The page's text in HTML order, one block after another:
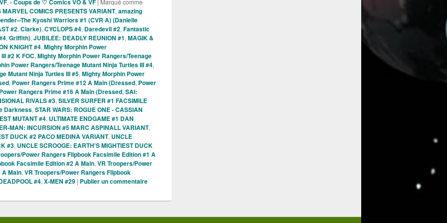
, › Coups de ♡ Comics VO & VF | Marqué comme
COMICS PRESENTS VARIANT, amazing
The Kyoshi Warriors #1 (CVR A) (Danielle
#2, Clarke), CYCLOPS #4, Daredevil #2, Fantastic
, Griffith), JUBILEE: DEADLY REUNION #1, MAGIK &
KNIGHT #4, Mighty Morphin Power
#2 K FOC, Mighty Morphin Power Rangers/Teenage
Power Rangers/Teenage Mutant Ninja Turtles III #4,
Mutant Ninja Turtles III #5, Mighty Morphin Power
, Power Rangers Prime #12 A Main (Dressed, Power
Power Rangers Prime #16 A Main (Dressed, SAI:
RIVALS #3, SILVER SURFER #1 FACSIMILE
Darkness, STAR WARS: ROGUE ONE - CASSIAN
MUTANT #4, ULTIMATE ENDGAME #1 DAN
MAN: INCURSION #5 MARC ASPINALL VARIANT,
DUCK #2 PACO MEDINA VARIANT, UNCLE
#3, UNCLE SCROOGE: EARTH'S MIGHTIEST DUCK
Power Rangers Flipbook Facsimile Edition #1 A
Facsimile Edition #2 A Main, VR Troopers/Power
A Main, VR Troopers/Power Rangers Flipbook
#4, X-MEN #29 | Publier un commentaire